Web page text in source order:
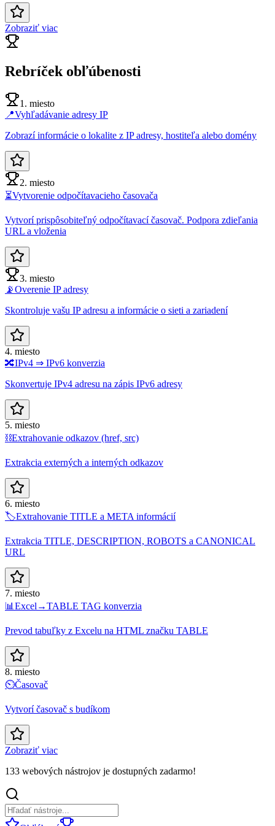
Zobraziť viac
Rebríček obľúbenosti
1. miesto
📍Vyhľadávanie adresy IP
Zobrazí informácie o lokalite z IP adresy, hostiteľa alebo domény
2. miesto
⏳Vytvorenie odpočítavacieho časovača
Vytvorí prispôsobiteľný odpočítavací časovač. Podpora zdieľania
URL a vloženia
3. miesto
📡Overenie IP adresy
Skontroluje vašu IP adresu a informácie o sieti a zariadení
4. miesto
🔀IPv4 ⇒ IPv6 konverzia
Skonvertuje IPv4 adresu na zápis IPv6 adresy
5. miesto
⛓️Extrahovanie odkazov (href, src)
Extrakcia externých a interných odkazov
6. miesto
🏷️Extrahovanie TITLE a META informácií
Extrakcia TITLE, DESCRIPTION, ROBOTS a CANONICAL
URL
7. miesto
📊 Excel→TABLE TAG konverzia
Prevod tabuľky z Excelu na HTML značku TABLE
8. miesto
⏲️Časovač
Vytvorí časovač s budíkom
Zobraziť viac
133 webových nástrojov je dostupných zadarmo!